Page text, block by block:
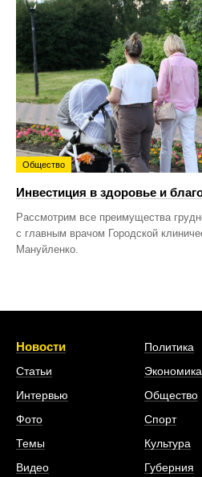
Общество
Инвестиция в здоровье и
Рассмотрим все преимущества
с главным врачом Городской
Мануйленко.
Новости
Статьи
Интервью
Фото
Темы
Видео
Политика
Экономика
Общество
Спорт
Культура
Губерния